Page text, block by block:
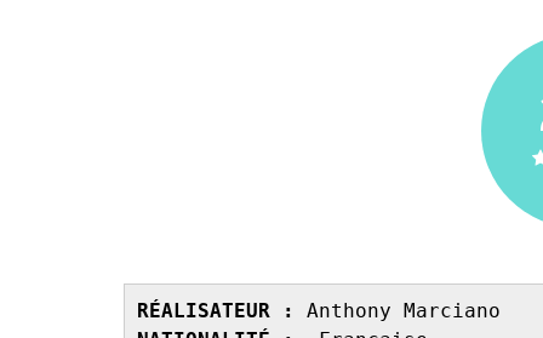
RÉALISATEUR :
Anthony Marciano